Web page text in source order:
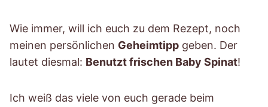
Wie immer, will ich euch zu dem Rezept, noch
meinen persönlichen Geheimtipp geben. Der
lautet diesmal: Benutzt frischen Baby Spinat!
Ich weiß das viele von euch gerade beim